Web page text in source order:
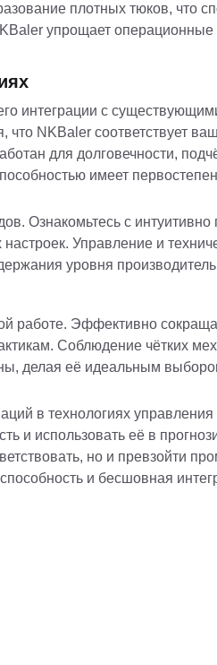
плотных тюков, что
упрощает
интеграции с
что NKBaler соответствует
для долговечности,
имеет
Ознакомьтесь с интуитивно
Управление и
уровня
работе. Эффективно
Соблюдение чётких
делая её идеальным
в технологиях управления
и использовать её в
но и превзойти
и бесшовная